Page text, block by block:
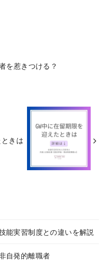
を惹きつける？
きは
能実習制度との違いを解説
自発的離職者